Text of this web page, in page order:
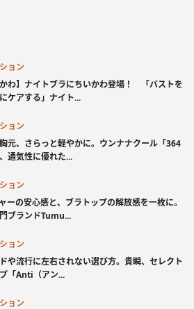
ョン
かわ】ナイトブラにちいかわ登場！ 「バストを
ケアする」ナイト...
ョン
元、さらっと軽やかに。ウンナナクール「364
通気性に優れた...
ョン
ーの安心感と、ブラトップの解放感を一枚に。
ブランドTumu...
ョン
や流行に左右されない選び方。貴瞬、セレクト
「Anti（アン...
ョン